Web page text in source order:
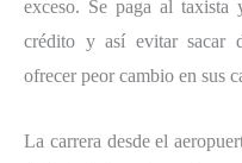
exceso. Se paga al taxista
crédito y así evitar sacar
ofrecer peor cambio en sus
La carrera desde el